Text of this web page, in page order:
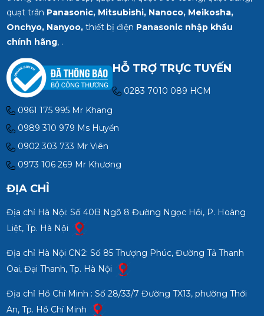
quạt trần Panasonic, Mitsubishi, Nanoco, Meikosha,
Onchyo, Nanyoo,thiết bị điện Panasonic nhập khẩu
chính hãng, .
HỖ TRỢ TRỰC TUYẾN
0283 7010 089 HCM
0961 175 995 Mr Khang
0989 310 979 Ms Huyền
0902 303 733 Mr Viên
0973 106 269 Mr Khương
ĐỊA CHỈ
Địa chỉ Hà Nội: Số 40B Ngõ 8 Đường Ngọc Hồi, P. Hoàng
Liệt, Tp. Hà Nội
Địa chỉ Hà Nội CN2: Số 85 Thượng Phúc, Đường Tả Thanh
Oai, Đại Thanh, Tp. Hà Nội
Địa chỉ Hồ Chí Minh : Số 28/33/7 Đường TX13, phường Thới
An, Tp. Hồ Chí Minh